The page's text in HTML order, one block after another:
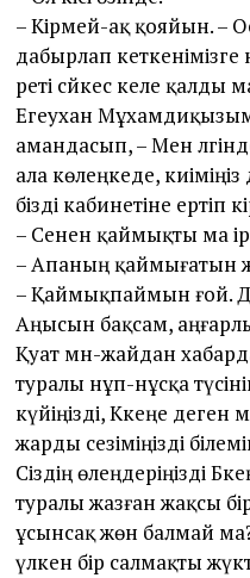
– Кірмей-ақ қояйын. –
дабырлап
реті сәйкес келе қалды
Егеухан
амандасып, – Мен
ала көлеңкеде, киіміңіз
бізді кабинетіне ертіп
– Сенен қаймықты ма
– Апаның қаймығатын
– Қаймықпаймын ғой.
Аңысын бақсам,
Қуат мән-жайдан
туралы нұп-нұсқа
күйіңізді, Кәкеңе
жарды сезіміңізді
Сіздің өлеңдеріңізді
туралы жазған жақсы
ұсынсақ жөн балмай
үлкен бір салмақты